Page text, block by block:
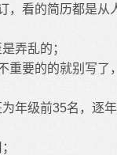
，看的简历都是从
弄乱的；
重要的的就别写了
年级前35名，逐